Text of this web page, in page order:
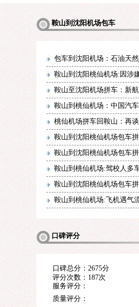
鞍山到沈阳机场包车
包车到沈阳机场：石油天
鞍山到沈阳桃仙机场:因涉
鞍山至沈阳机场拼车：新航
鞍山到桃仙机场：中国汽
桃仙机场拼车回鞍山：再
鞍山到沈阳桃仙机场包车
鞍山到沈阳桃仙机场包车
鞍山到桃仙机场:驾校人多
鞍山到沈阳桃仙机场包车
鞍山到桃仙机场:飞机遇气
口碑评分
口碑总分：2675分
评分次数：187次
服务评分：
质量评分：